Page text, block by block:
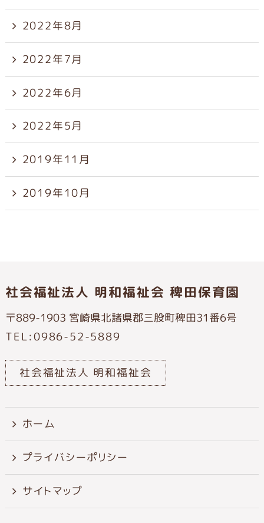
2022年8月
2022年7月
2022年6月
2022年5月
2019年11月
2019年10月
社会福祉法人 明和福祉会 稗田保育園
〒889-1903 宮崎県北諸県郡三股町稗田31番6号
TEL:0986-52-5889
社会福祉法人 明和福祉会
ホーム
プライバシーポリシー
サイトマップ